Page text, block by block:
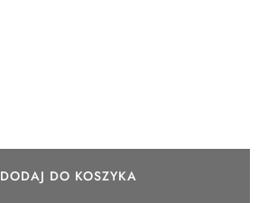
DODAJ DO KOSZYKA